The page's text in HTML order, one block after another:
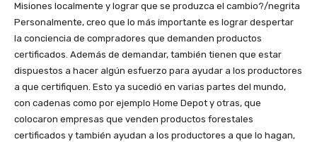
Misiones localmente y lograr que se produzca el cambio?/negrita
Personalmente, creo que lo más importante es lograr despertar
la conciencia de compradores que demanden productos
certificados. Además de demandar, también tienen que estar
dispuestos a hacer algún esfuerzo para ayudar a los productores
a que certifiquen. Esto ya sucedió en varias partes del mundo,
con cadenas como por ejemplo Home Depot y otras, que
colocaron empresas que venden productos forestales
certificados y también ayudan a los productores a que lo hagan,